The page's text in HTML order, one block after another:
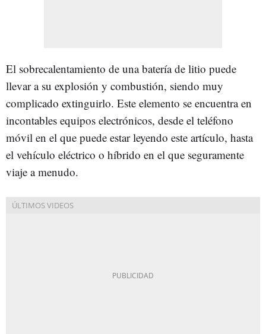
El sobrecalentamiento de una batería de litio puede
llevar a su explosión y combustión, siendo muy
complicado extinguirlo. Este elemento se encuentra en
incontables equipos electrónicos, desde el teléfono
móvil en el que puede estar leyendo este artículo, hasta
el vehículo eléctrico o híbrido en el que seguramente
viaje a menudo.